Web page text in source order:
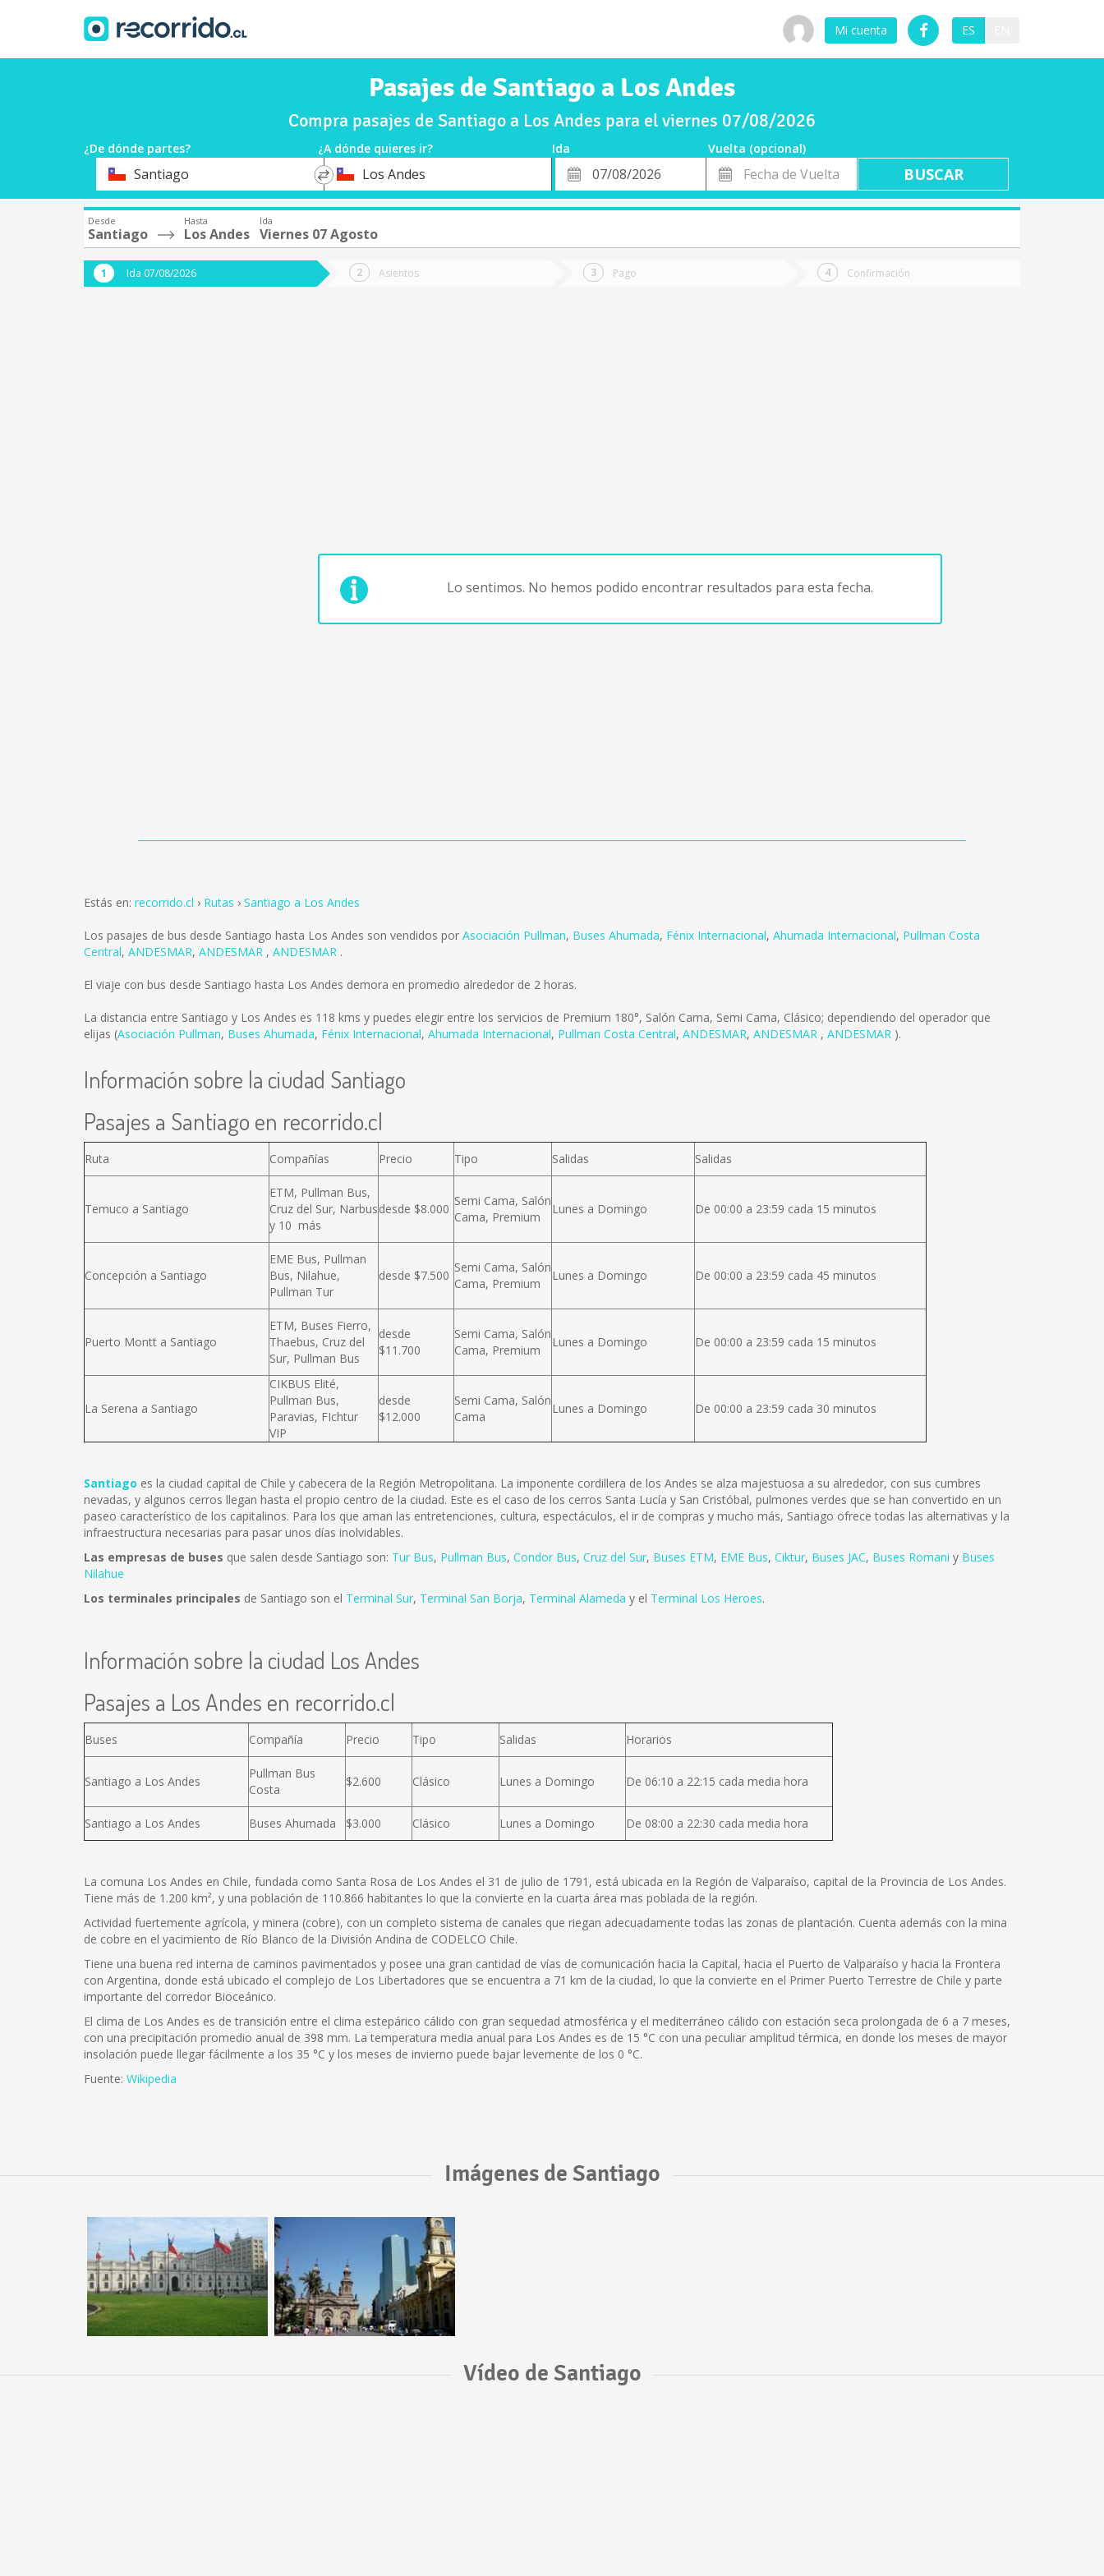
Mi cuenta ES
Pasajes de Santiago a Los Andes
Compra pasajes de Santiago a Los Andes para el viernes 07/08/2026
¿De dónde partes? ¿A dónde quieres ir? Ida
Vuelta (opcional)
OrigenSantiago
*
DestinoLos Andes
Fecha
de
Fecha
de
Vuelta
Desde
Santiago
Hasta
Los Andes
Ida
Viernes 07 Agosto
Ida 07/08/2026 Asientos Pago Confirmación
Lo sentimos. No hemos podido encontrar resultados para esta fecha.
Estás en: recorrido.cl Rutas Santiago a Los Andes
Los pasajes de bus desde Santiago hasta Los Andes son vendidos por Asociación Pullman, Buses Ahumada, Fénix Internacional, Ahumada Internacional, Pullman Costa
Central, ANDESMAR, ANDESMAR , ANDESMAR .
El viaje con bus desde Santiago hasta Los Andes demora en promedio alrededor de 2 horas.
La distancia entre Santiago y Los Andes es 118 kms y puedes elegir entre los servicios de Premium 180°, Salón Cama, Semi Cama, Clásico; dependiendo del operador que
elijas (Asociación Pullman, Buses Ahumada, Fénix Internacional, Ahumada Internacional, Pullman Costa Central, ANDESMAR, ANDESMAR , ANDESMAR ).
Información sobre la ciudad Santiago
Pasajes a Santiago en recorrido.cl
Ruta Compañías Precio Tipo Salidas Salidas
Temuco a Santiago
ETM, Pullman Bus,
Cruz del Sur, Narbus
y 10 más
desde $8.000
Semi Cama, Salón
Cama, Premium
Lunes a Domingo De 00:00 a 23:59 cada 15 minutos
Concepción a Santiago
EME Bus, Pullman
Bus, Nilahue,
Pullman Tur
desde $7.500
Semi Cama, Salón
Cama, Premium
Lunes a Domingo De 00:00 a 23:59 cada 45 minutos
Puerto Montt a Santiago
ETM, Buses Fierro,
Thaebus, Cruz del
Sur, Pullman Bus
desde
$11.700
Semi Cama, Salón
Cama, Premium
Lunes a Domingo De 00:00 a 23:59 cada 15 minutos
La Serena a Santiago
CIKBUS Elité,
Pullman Bus,
Paravias, FIchtur
VIP
desde
$12.000
Semi Cama, Salón
Cama
Lunes a Domingo De 00:00 a 23:59 cada 30 minutos
Santiago es la ciudad capital de Chile y cabecera de la Región Metropolitana. La imponente cordillera de los Andes se alza majestuosa a su alrededor, con sus cumbres
nevadas, y algunos cerros llegan hasta el propio centro de la ciudad. Este es el caso de los cerros Santa Lucía y San Cristóbal, pulmones verdes que se han convertido en un
paseo característico de los capitalinos. Para los que aman las entretenciones, cultura, espectáculos, el ir de compras y mucho más, Santiago ofrece todas las alternativas y la
infraestructura necesarias para pasar unos días inolvidables.
Las empresas de buses que salen desde Santiago son: Tur Bus, Pullman Bus, Condor Bus, Cruz del Sur, Buses ETM, EME Bus, Ciktur, Buses JAC, Buses Romani y Buses
Nilahue
Los terminales principales de Santiago son el Terminal Sur, Terminal San Borja, Terminal Alameda y el Terminal Los Heroes.
Información sobre la ciudad Los Andes
Pasajes a Los Andes en recorrido.cl
Buses Compañía Precio Tipo Salidas Horarios
Santiago a Los Andes
Pullman Bus
Costa
$2.600 Clásico Lunes a Domingo De 06:10 a 22:15 cada media hora
Santiago a Los Andes Buses Ahumada $3.000 Clásico Lunes a Domingo De 08:00 a 22:30 cada media hora
La comuna Los Andes en Chile, fundada como Santa Rosa de Los Andes el 31 de julio de 1791, está ubicada en la Región de Valparaíso, capital de la Provincia de Los Andes.
Tiene más de 1.200 km², y una población de 110.866 habitantes lo que la convierte en la cuarta área mas poblada de la región.
Actividad fuertemente agrícola, y minera (cobre), con un completo sistema de canales que riegan adecuadamente todas las zonas de plantación. Cuenta además con la mina
de cobre en el yacimiento de Río Blanco de la División Andina de CODELCO Chile.
Tiene una buena red interna de caminos pavimentados y posee una gran cantidad de vías de comunicación hacia la Capital, hacia el Puerto de Valparaíso y hacia la Frontera
con Argentina, donde está ubicado el complejo de Los Libertadores que se encuentra a 71 km de la ciudad, lo que la convierte en el Primer Puerto Terrestre de Chile y parte
importante del corredor Bioceánico.
El clima de Los Andes es de transición entre el clima estepárico cálido con gran sequedad atmosférica y el mediterráneo cálido con estación seca prolongada de 6 a 7 meses,
con una precipitación promedio anual de 398 mm. La temperatura media anual para Los Andes es de 15 °C con una peculiar amplitud térmica, en donde los meses de mayor
insolación puede llegar fácilmente a los 35 °C y los meses de invierno puede bajar levemente de los 0 °C.
Fuente: Wikipedia
Imágenes de Santiago
Vídeo de Santiago